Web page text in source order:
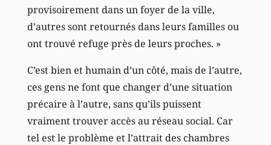
provisoirement dans un foyer de la ville,
d’autres sont retournés dans leurs familles ou
ont trouvé refuge près de leurs proches. »
C’est bien et humain d’un côté, mais de l’autre,
ces gens ne font que changer d’une situation
précaire à l’autre, sans qu’ils puissent
vraiment trouver accès au réseau social. Car
tel est le problème et l’attrait des chambres